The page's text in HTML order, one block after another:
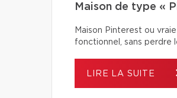
Maison de type «
Maison Pinterest ou
fonctionnel, sans perdre
LIRE LA SUITE